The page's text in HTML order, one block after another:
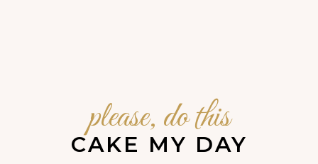
please, do this
CAKE MY DAY